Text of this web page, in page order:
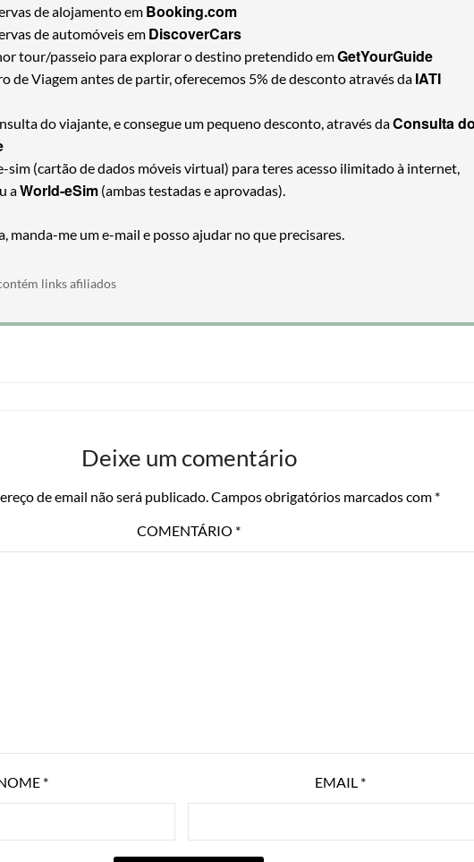
de alojamento em Booking.com
de automóveis em DiscoverCars
tour/passeio para explorar o destino pretendido emGetYourGuide
de Viagem antes de partir, oferecemos 5% de desconto através da IATI
do viajante, e consegue um pequeno desconto, através daConsulta do
sim (cartão de dados móveis virtual) para teres acesso ilimitado à internet,
aWorld-eSim (ambas testadas e aprovadas).
manda-me um e-mail e posso ajudar no que precisares.
links afiliados
Deixe um comentário
de email não será publicado.Campos obrigatórios marcados com *
COMENTÁRIO *
* EMAIL *